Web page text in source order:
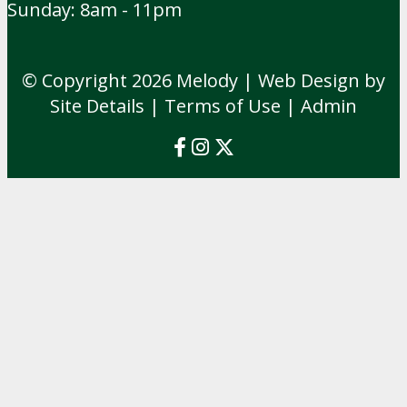
Sunday: 8am - 11pm
© Copyright 2026 Melody | Web Design by
Site Details | Terms of Use | Admin